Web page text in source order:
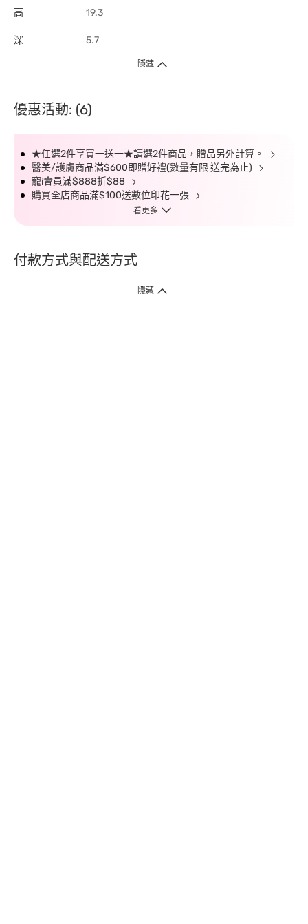
高 19.3
深 5.7
隱藏
優惠活動: (6)
★任選2件享買一送一★請選2件商品，贈品另外計算。
醫美/護膚商品滿$600即贈好禮(數量有限 送完為止)
寵i會員滿$888折$88
購買全店商品滿$100送數位印花一張
看更多
付款方式與配送方式
隱藏